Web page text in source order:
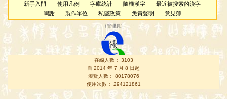
新手入門 使用凡例 字庫統計 隨機漢字
最近被搜索的漢字
鳴謝
製作單位 私隱政策 免責聲明 意見簿
（管理員 ）
在線人數： 3103
自 2014 年 7 月 8 日起
瀏覽人數： 80178076
使用次數： 294121861